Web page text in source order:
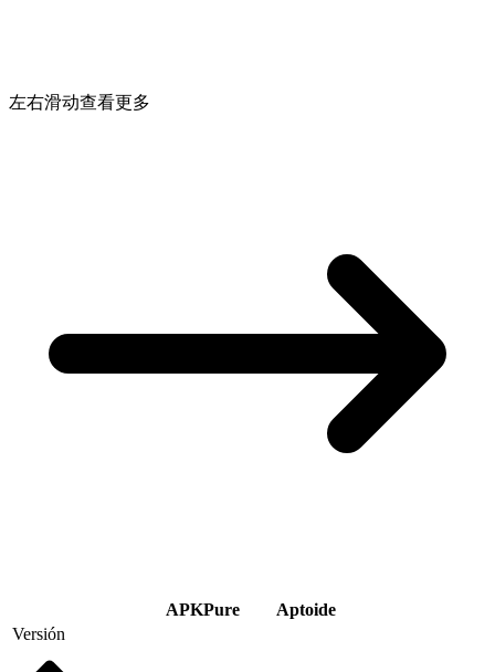
左右滑动查看更多
APKPure
Aptoide
Versión